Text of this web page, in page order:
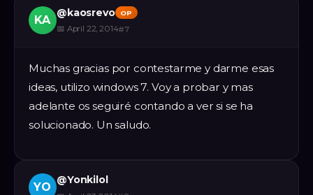
KA
@kaosrevo OP
📅 April 22, 2014#7
Muchas gracias por contestarme y darme esas
ideas, utilizo windows 7. Voy a probar y mas
adelante os seguiré contando a ver si se ha
solucionado. Un saludo.
YO
@Yonkilol